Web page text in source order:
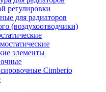
регулировки
для радиаторов
(воздухоотводчики)
элементы
Cimberio